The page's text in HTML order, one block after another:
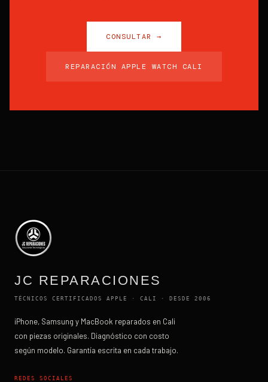
CONSULTAR →
REPARACIÓN APPLE WATCH CALI
JC REPARACIONES
TÉCNICOS CERTIFICADOS APPLE · CALI · DESDE 2006
iPhone, Samsung y MacBook reparados en Cali
con piezas originales. Diagnóstico con costo
según modelo. Garantía escrita en cada trabajo.
REDES SOCIALES